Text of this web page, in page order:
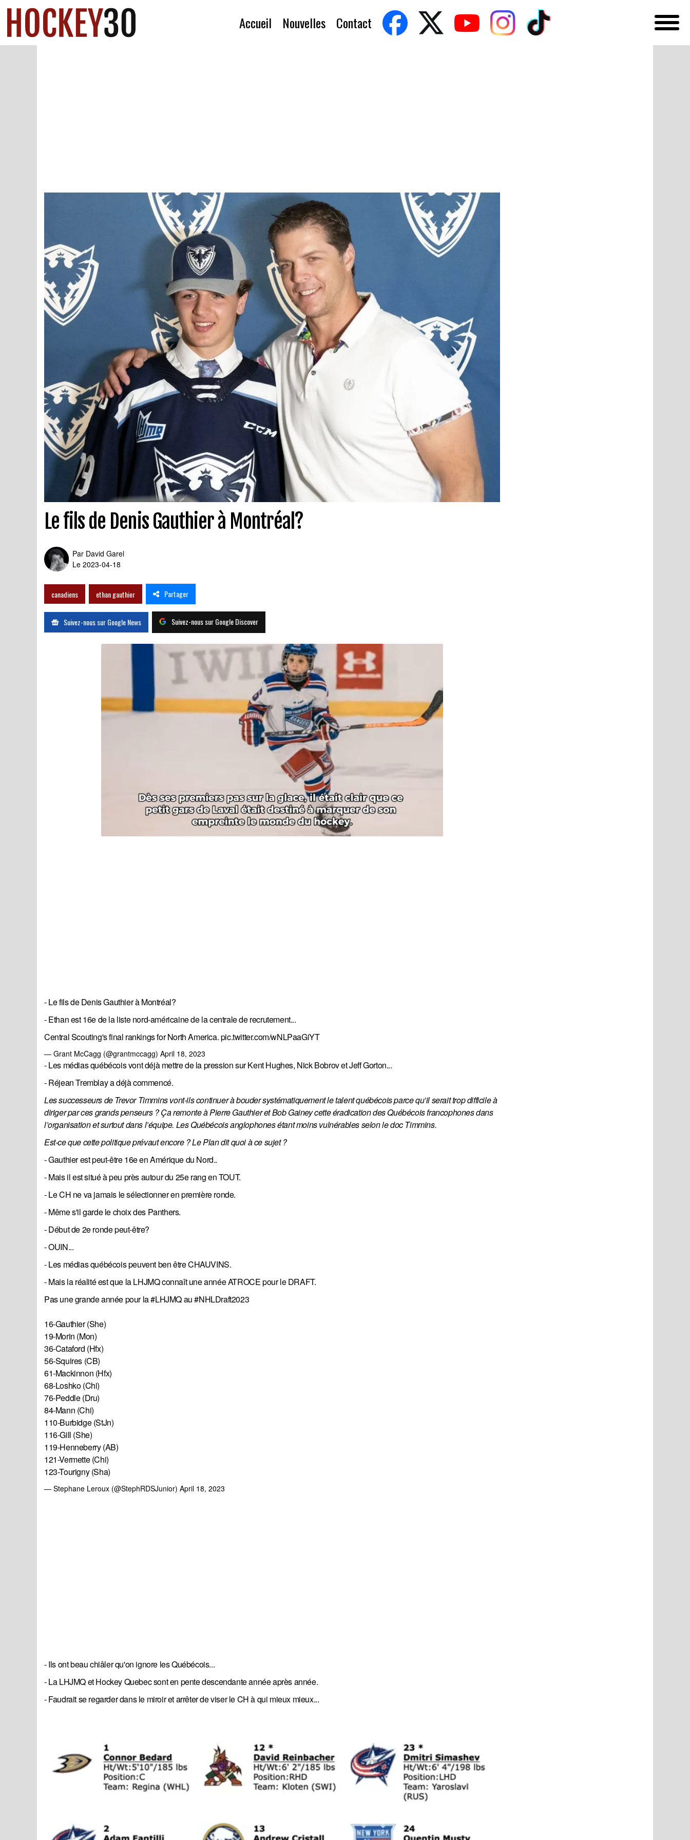
Accueil Nouvelles Contact
Le fils de Denis Gauthier à Montréal?
Par David Garel
Le 2023-04-18
canadiens ethan gauthier Partager
Suivez-nous sur Google News Suivez-nous sur Google Discover
- Le fils de Denis Gauthier à Montréal?
- Ethan est 16e de la liste nord-américaine de la centrale de recrutement...
Central Scouting's final rankings for North America.pic.twitter.com/wNLPaaGiYT
— Grant McCagg (@grantmccagg) April 18, 2023
- Les médias québécois vont déjà mettre de la pression sur Kent Hughes, Nick Bobrov et Jeff Gorton...
- Réjean Tremblay a déjà commencé.
Les successeurs de Trevor Timmins vont-ils continuer à bouder systématiquement le talent québécois parce qu’il serait trop difficile à
diriger par ces grands penseurs ? Ça remonte à Pierre Gauthier et Bob Gainey cette éradication des Québécois francophones dans
l’organisation et surtout dans l’équipe. Les Québécois anglophones étant moins vulnérables selon le doc Timmins.
Est-ce que cette politique prévaut encore ? Le Plan dit quoi à ce sujet ?
- Gauthier est peut-être 16e en Amérique du Nord..
- Mais il est situé à peu près autour du 25e rang en TOUT.
- Le CH ne va jamais le sélectionner en première ronde.
- Même s'il garde le choix des Panthers.
- Début de 2e ronde peut-être?
- OUIN...
- Les médias québécois peuvent ben être CHAUVINS.
- Mais la réalité est que la LHJMQ connaît une année ATROCE pour le DRAFT.
Pas une grande année pour la#LHJMQau#NHLDraft2023
16-Gauthier (She)
19-Morin (Mon)
36-Cataford (Hfx)
56-Squires (CB)
61-Mackinnon (Hfx)
68-Loshko (Chi)
76-Peddle (Dru)
84-Mann (Chi)
110-Burbidge (StJn)
116-Gill (She)
119-Henneberry (AB)
121-Vermette (Chi)
123-Tourigny (Sha)
— Stephane Leroux (@StephRDSJunior) April 18, 2023
- Ils ont beau chiâler qu'on ignore les Québécois...
- La LHJMQ et Hockey Quebec sont en pente descendante année après année.
- Faudrait se regarder dans le miroir et arrêter de viser le CH à qui mieux mieux...